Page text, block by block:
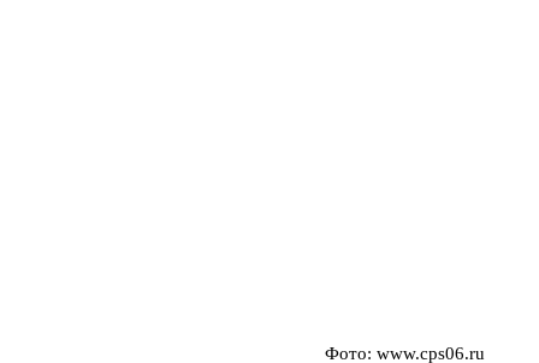
Фото: www.cps06.ru